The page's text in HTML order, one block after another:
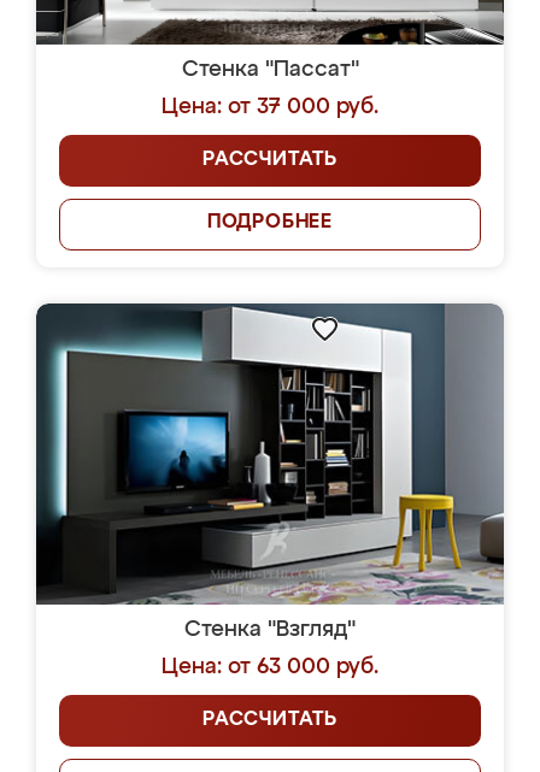
Стенка "Пассат"
Цена: от 37 000 руб.
РАССЧИТАТЬ
ПОДРОБНЕЕ
Стенка "Взгляд"
Цена: от 63 000 руб.
РАССЧИТАТЬ